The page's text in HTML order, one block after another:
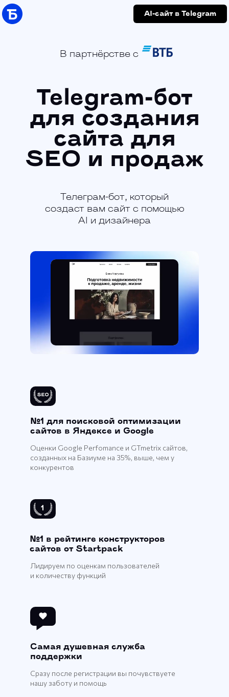
AI-сайт в Telegram
Telegram-бот
для создания
сайта для
SEO и продаж
Телеграм-бот, который
создаст вам сайт с помощью
AI и дизайнера
№1 для поисковой оптимизации
сайтов в Яндексе и Google
№1 в рейтинге конструкторов
сайтов от Startpack
Самая душевная служба
поддержки
Оценки Google Perfomance и GTmetrix сайтов,
созданных на Базиуме на 35%, выше, чем у
конкурентов
Лидируем по оценкам пользователей
и количеству функций
Сразу после регистрации вы почувствуете
нашу заботу и помощь
В партнёрстве с